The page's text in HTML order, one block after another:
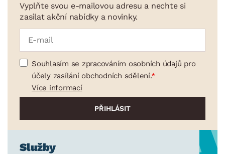
Vyplňte svou e-mailovou adresu a nechte si
zasílat akční nabídky a novinky.
Souhlasím se zpracováním osobních údajů pro
účely zasílání obchodních sdělení.
Více informací
Služby